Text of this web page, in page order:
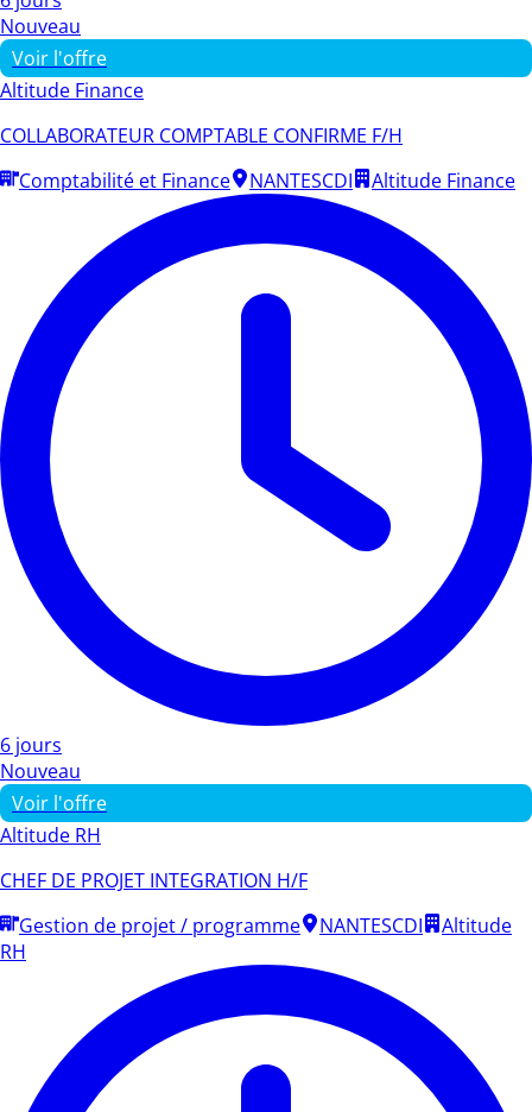
Nouveau
Voir l'offre
Altitude Finance
COLLABORATEUR COMPTABLE CONFIRME F/H
Comptabilité et Finance
NANTESCDI Altitude Finance
6 jours
Nouveau
Voir l'offre
Altitude RH
CHEF DE PROJET INTEGRATION H/F
Gestion de projet / programme
NANTESCDI
Altitude
RH